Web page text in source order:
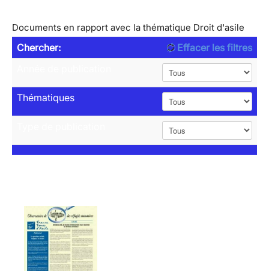
Documents en rapport avec la thématique Droit d'asile
Chercher:
Effacer les filtres
Thématiques